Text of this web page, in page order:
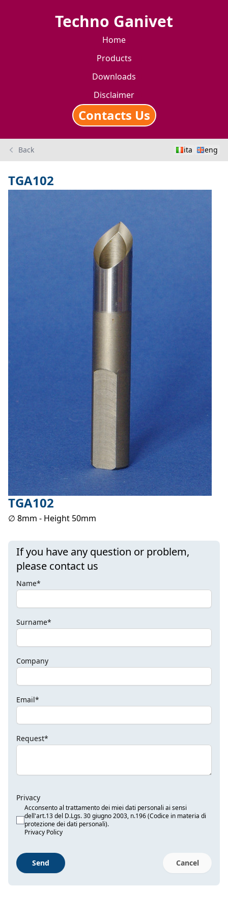
Techno Ganivet
Home
Products
Downloads
Disclaimer
Contacts Us
Back ita eng
TGA102
TGA102
∅ 8mm - Height 50mm
If you have any question or problem,
please contact us
Name*
Surname*
Company
Email*
Request*
Privacy
Acconsento al trattamento dei miei dati personali ai sensi
dell'art.13 del D.Lgs. 30 giugno 2003, n.196 (Codice in materia di
protezione dei dati personali).
Privacy Policy
Send Cancel